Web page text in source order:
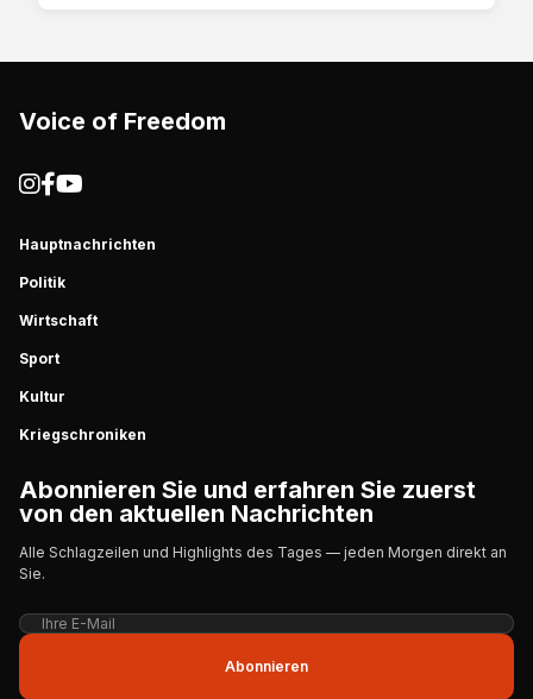
Voice of Freedom
Hauptnachrichten
Politik
Wirtschaft
Sport
Kultur
Kriegschroniken
Abonnieren Sie und erfahren Sie zuerst
von den aktuellen Nachrichten
Alle Schlagzeilen und Highlights des Tages — jeden Morgen direkt an
Sie.
Abonnieren